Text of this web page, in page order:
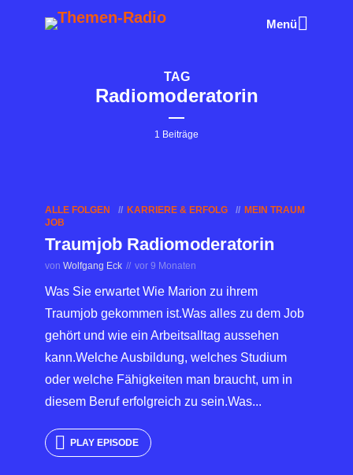
Menü
TAG
Radiomoderatorin
1 Beiträge
ALLE FOLGEN KARRIERE & ERFOLG
MEIN TRAUM
JOB
Traumjob Radiomoderatorin
von Wolfgang Eck vor 9 Monaten
Was Sie erwartet Wie Marion zu ihrem
Traumjob gekommen ist.Was alles zu dem Job
gehört und wie ein Arbeitsalltag aussehen
kann.Welche Ausbildung, welches Studium
oder welche Fähigkeiten man braucht, um in
diesem Beruf erfolgreich zu sein.Was...
PLAY EPISODE